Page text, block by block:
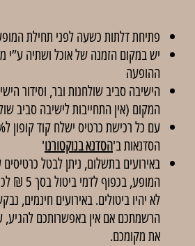
פתיחת דלתות כשעה לפני תחילת
יש במקום הזמנה של אוכל ושתיה ע”י
ההופעה
הישיבה סביב שולחנות ובר, וסידור
המקום (אין התחייבות לישיבה סביב
הסדנאות ב'הסדנא בנוקטורנו'
המופע,
לא יהיו ביטולים. באירועים חינמים,
הרשמתכם אם אין באפשרותכם להגיע,
את מקומכם.